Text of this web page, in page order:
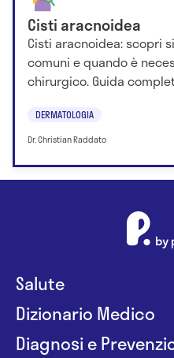
Cisti aracnoidea
Cisti aracnoidea: scopri
comuni e quando è
chirurgico. Guida
DERMATOLOGIA
Dr. Christian Raddato
Salute
Dizionario Medico
Diagnosi e